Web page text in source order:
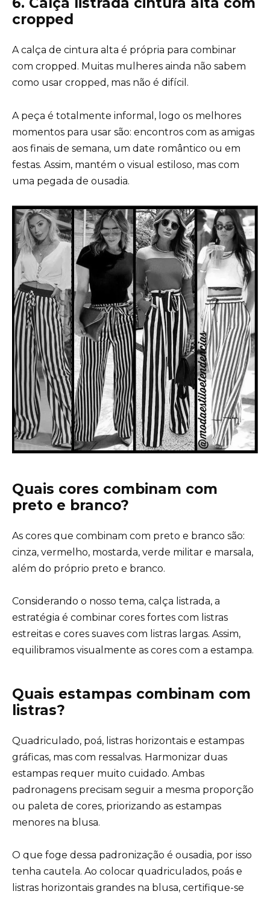
cropped
A calça de cintura alta é própria para combinar
com cropped. Muitas mulheres ainda não sabem
como usar cropped , mas não é difícil.
A peça é totalmente informal, logo os melhores
momentos para usar são: encontros com as amigas
aos finais de semana, um date romântico ou em
festas. Assim, mantém o visual estiloso, mas com
uma pegada de ousadia.
Quais cores combinam com
preto e branco?
As cores que combinam com preto e branco são:
cinza, vermelho, mostarda, verde militar e marsala,
além do próprio preto e branco.
Considerando o nosso tema, calça listrada, a
estratégia é combinar cores fortes com listras
estreitas e cores suaves com listras largas. Assim,
equilibramos visualmente as cores com a estampa.
Quais estampas combinam com
listras?
Quadriculado, poá, listras horizontais e estampas
gráficas, mas com ressalvas. Harmonizar duas
estampas requer muito cuidado. Ambas
padronagens precisam seguir a mesma proporção
ou paleta de cores, priorizando as estampas
menores na blusa.
O que foge dessa padronização é ousadia, por isso
tenha cautela. Ao colocar quadriculados, poás e
listras horizontais grandes na blusa, certifique-se